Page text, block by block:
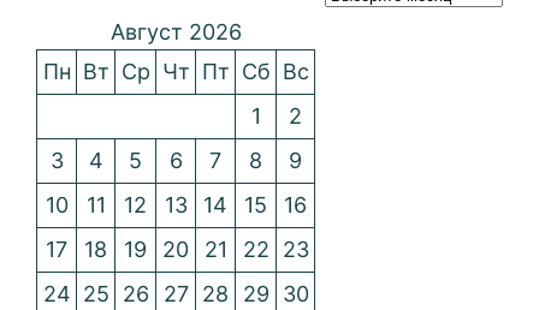
Август 2026
Пн Вт Ср Чт Пт Сб Вс
1
2
3
4 5 6 7 8
9
10
11 12 13 14 15
16
17
18 19 20 21 22
23
24 25 26 27 28 29 30